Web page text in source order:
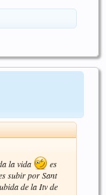
la vida
es
subir por Sant
de la Itv de